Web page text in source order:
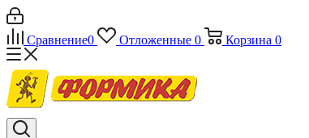
Сравнение0 Отложенные 0 Корзина 0